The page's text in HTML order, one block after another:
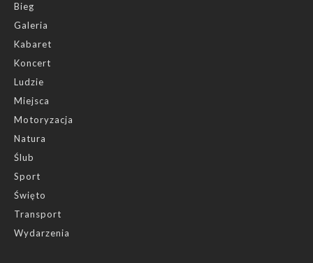
Bieg
Galeria
Kabaret
Koncert
Ludzie
Miejsca
Motoryzacja
Natura
Ślub
Sport
Święto
Transport
Wydarzenia